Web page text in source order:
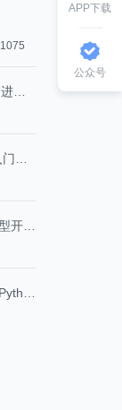
1075
APP下载
公众号